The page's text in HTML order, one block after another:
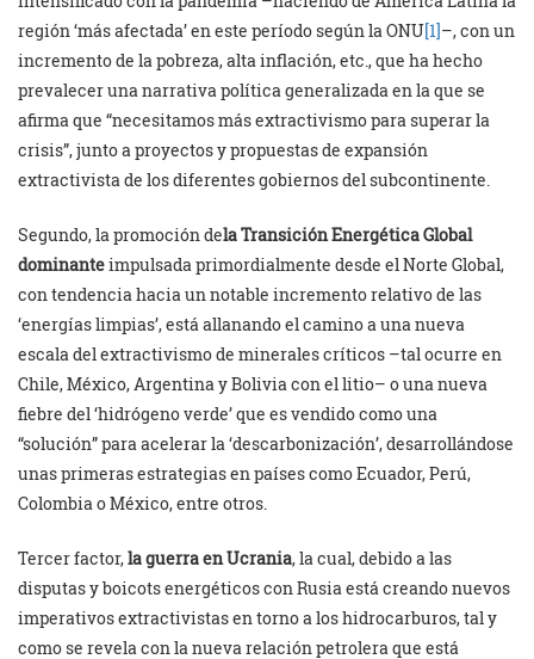
región ‘más afectada’ en este período según la ONU[1]–, con un
incremento de la pobreza, alta inflación, etc., que ha hecho
prevalecer una narrativa política generalizada en la que se
afirma que “necesitamos más extractivismo para superar la
crisis”, junto a proyectos y propuestas de expansión
extractivista de los diferentes gobiernos del subcontinente.
Segundo, la promoción dela Transición Energética Global
dominanteimpulsada primordialmente desde el Norte Global,
con tendencia hacia un notable incremento relativo de las
‘energías limpias’, está allanando el camino a una nueva
escala del extractivismo de minerales críticos –tal ocurre en
Chile, México, Argentina y Bolivia con el litio– o una nueva
fiebre del ‘hidrógeno verde’ que es vendido como una
“solución” para acelerar la ‘descarbonización’, desarrollándose
unas primeras estrategias en países como Ecuador, Perú,
Colombia o México, entre otros.
Tercer factor,la guerra en Ucrania, la cual, debido a las
disputas y boicots energéticos con Rusia está creando nuevos
imperativos extractivistas en torno a los hidrocarburos, tal y
como se revela con la nueva relación petrolera que está